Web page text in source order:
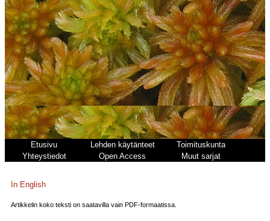
Etusivu Lehden käytänteet
Toimituskunta
Yhteystiedot
Open Access Muut sarjat
In English
Artikkelin koko teksti on saatavilla vain PDF-formaatissa.